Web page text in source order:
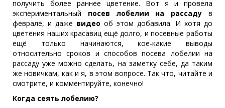
получить более раннее цветение. Вот я и провела
экспериментальный посев лобелии на рассадув
феврале, и даже видео об этом добавила. И хотя до
цветения наших красавиц ещё долго, и посевные работы
ещё только начинаются, кое-какие выводы
относительно сроков и способов посева лобелии на
рассаду уже можно сделать, на заметку себе, да таким
же новичкам, как и я, в этом вопросе. Так что, читайте и
смотрите, и комментируйте, конечно!
Когда сеять лобелию?